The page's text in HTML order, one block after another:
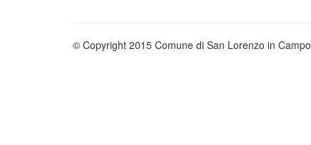
© Copyright 2015 Comune di San Lorenzo in Campo